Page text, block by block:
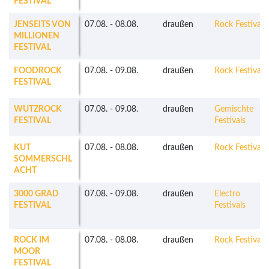
JENSEITS VON
MILLIONEN
FESTIVAL
07.08. - 08.08. draußen Rock Festivals
FOODROCK
FESTIVAL
07.08. - 09.08. draußen Rock Festivals
WUTZROCK
FESTIVAL
07.08. - 09.08. draußen
Gemischte
Festivals
KUT
SOMMERSCHL
ACHT
07.08. - 08.08. draußen Rock Festivals
3000 GRAD
FESTIVAL
07.08. - 09.08. draußen
Electro
Festivals
ROCK IM
MOOR
FESTIVAL
07.08. - 08.08. draußen Rock Festivals